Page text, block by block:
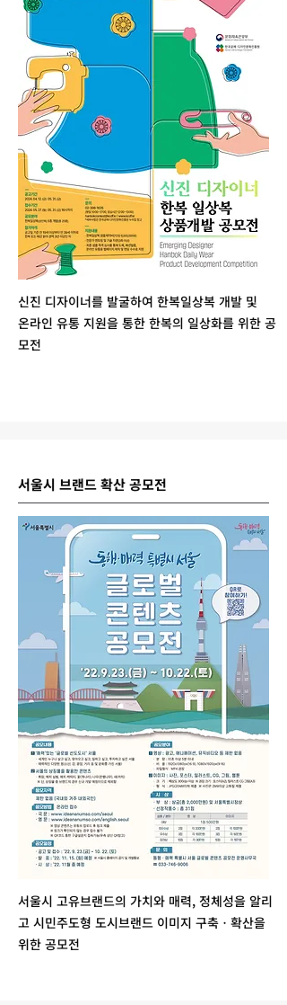
신진 디자이너를 발굴하여 한복일상복 개발 및
온라인 유통 지원을 통한 한복의 일상화를 위한 공
모전
서울시 브랜드 확산 공모전
서울시 고유브랜드의 가치와 매력, 정체성을 알리
고 시민주도형 도시브랜드 이미지 구축ㆍ확산을
위한 공모전